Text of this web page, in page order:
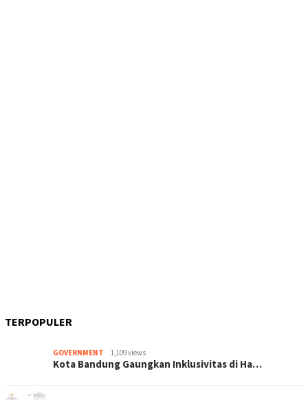
TERPOPULER
GOVERNMENT 1,109 views
Kota Bandung Gaungkan Inklusivitas di Ha…